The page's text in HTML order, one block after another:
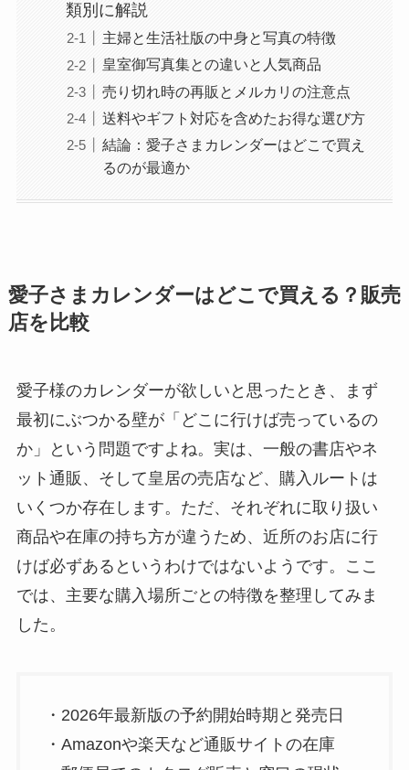
類別に解説
主婦と生活社版の中身と写真の特徴
皇室御写真集との違いと人気商品
売り切れ時の再販とメルカリの注意点
送料やギフト対応を含めたお得な選び方
結論：愛子さまカレンダーはどこで買え
るのが最適か
愛子さまカレンダーはどこで買える？販売
店を比較
愛子様のカレンダーが欲しいと思ったとき、まず
最初にぶつかる壁が「どこに行けば売っているの
か」という問題ですよね。実は、一般の書店やネ
ット通販、そして皇居の売店など、購入ルートは
いくつか存在します。ただ、それぞれに取り扱い
商品や在庫の持ち方が違うため、近所のお店に行
けば必ずあるというわけではないようです。ここ
では、主要な購入場所ごとの特徴を整理してみま
した。
・2026年最新版の予約開始時期と発売日
・Amazonや楽天など通販サイトの在庫